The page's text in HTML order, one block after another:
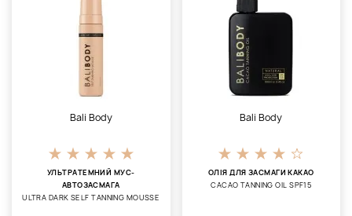
Bali Body
УЛЬТРАТЕМНИЙ МУС-
АВТОЗАСМАГА
ULTRA DARK SELF TANNING MOUSSE
Bali Body
ОЛІЯ ДЛЯ ЗАСМАГИ КАКАО
CACAO TANNING OIL SPF15